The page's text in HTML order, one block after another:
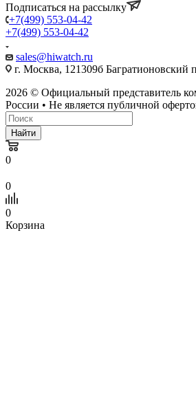
Подписаться на рассылку
+7(499) 553-04-42
+7(499) 553-04-42
sales@hiwatch.ru
г. Москва, 121309б Багратионовский
2026 © Официальный представитель
России • Не является публичной
Найти
0
0
0
Корзина